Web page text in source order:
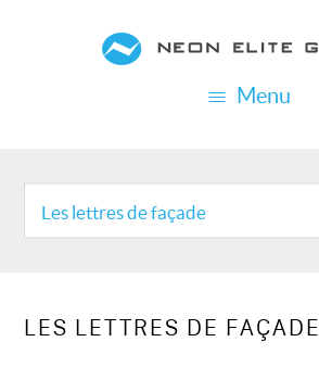
Menu
REALISATION
CATEGORIES
Les lettres de façade
LES LETTRES DE FAÇADE